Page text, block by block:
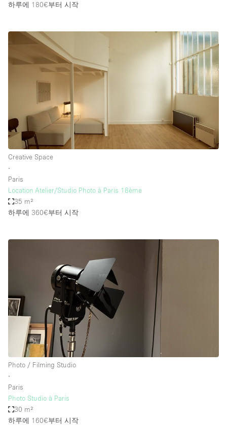
하루에 180€부터 시작
Creative Space
∙
Paris
Location Atelier/Studio Photo à Paris 18ème
35 m²
하루에 360€부터 시작
Photo / Filming Studio
∙
Paris
Photo Studio à Paris
30 m²
하루에 160€부터 시작